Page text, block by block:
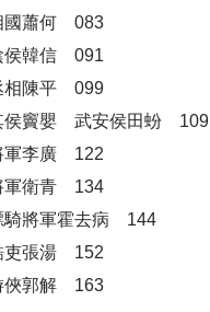
國蕭何 083
侯韓信 091
相陳平 099
侯竇嬰 武安侯田蚡 109
軍李廣 122
軍衛青 134
騎將軍霍去病 144
吏張湯 152
俠郭解 163